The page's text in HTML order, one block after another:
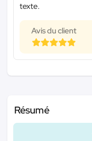
texte.
Avis du client
Résumé